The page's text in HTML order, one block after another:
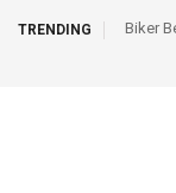
TRENDING
hingga Babel